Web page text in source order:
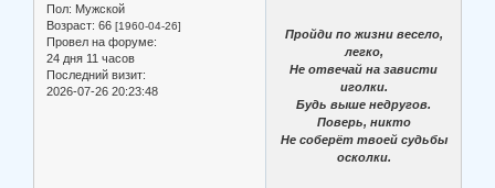
Пол: Мужской
Возраст: 66 [1960-04-26]
Провел на форуме:
24 дня 11 часов
Последний визит:
2026-07-26 20:23:48
Пройди по жизни весело,
легко,
Не отвечай на зависти
иголки.
Будь выше недругов.
Поверь, никто
Не соберёт твоей судьбы
осколки.